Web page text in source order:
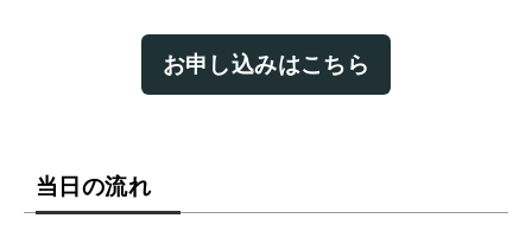
お申し込みはこちら
当日の流れ